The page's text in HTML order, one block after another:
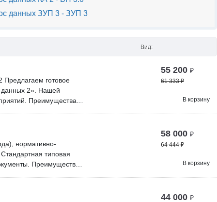
данных ЗУП 3 - ЗУП 3
Вид:
Предлагаем готовое
данных 2». Нашей
Преимущества,
Мы оперативно
поддержки и
более 10
проверить наше
55 200 ₽
61 333₽
В корзину
нормативно-
типовая
Преимущества:
поддержки
58 000 ₽
64 444₽
В корзину
44 000 ₽